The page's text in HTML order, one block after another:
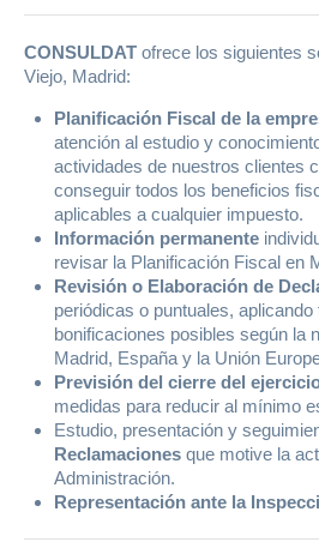
CONSULDAT ofrece los siguientes
Viejo, Madrid:
Planificación Fiscal de la
atención al estudio y
actividades de nuestros clientes
conseguir todos los beneficios
aplicables a cualquier impuesto.
Información permanente
revisar la Planificación Fiscal en
Revisión o Elaboración de
periódicas o puntuales,
bonificaciones posibles según la
Madrid, España y la Unión
Previsión del cierre del
medidas para reducir al mínimo
Estudio, presentación y
Reclamaciones que motive la
Administración.
Representación ante la